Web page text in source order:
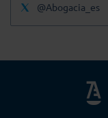
@Abogacia_es